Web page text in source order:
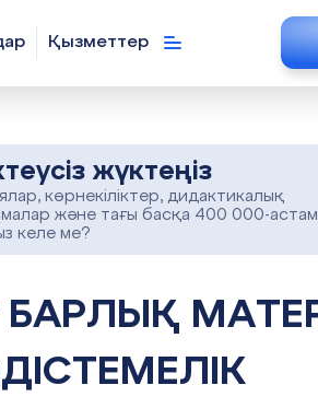
Қызметтер
жүктеңіз
көрнекіліктер, дидактикалық
және тағы басқа 400 000-астам
келе ме?